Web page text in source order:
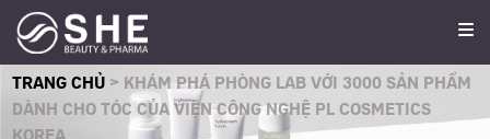
TRANG CHỦ > KHÁM PHÁ PHÒNG LAB VỚI 3000 SẢN PHẨM
DÀNH CHO TÓC CỦA VIỆN CÔNG NGHỆ PL COSMETICS